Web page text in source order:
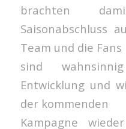
brachten
Saisonabschluss
Team und die Fans
sind
Entwicklung und
der kommenden
Kampagne